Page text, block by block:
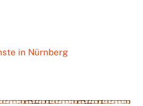
in Nürnberg